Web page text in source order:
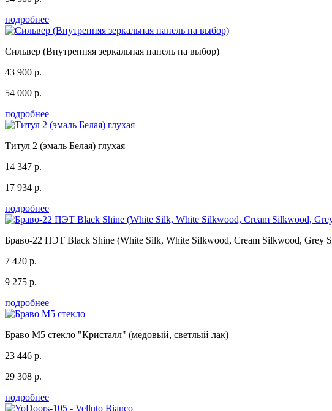
подробнее
Сильвер (Внутренняя зеркальная панель на выбор)
43 900 р.
54 000 р.
подробнее
Титул 2 (эмаль Белая) глухая
14 347 р.
17 934 р.
подробнее
Браво-22 ПЭТ Black Shine (White Silk, White Silkwood, Cream Silkwood, Grey
7 420 р.
9 275 р.
подробнее
Браво М5 стекло "Кристалл" (медовый, светлый лак)
23 446 р.
29 308 р.
подробнее